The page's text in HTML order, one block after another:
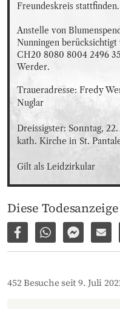
Freundeskreis stattfinden.
Anstelle von
Nunningen
CH20 8080 8004 2496
Werder.
Traueradresse: Fredy
Nuglar
Dreissigster: Sonntag,
kath. Kirche in St.
Gilt als Leidzirkular
Diese
Auf Facebook teilen
Per WhatsApp
Per Per
452 Besuche seit 9. Juli